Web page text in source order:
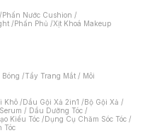
/Phấn Nước Cushion /
/Phấn Phủ /Xịt Khoá Makeup
Bóng /Tẩy Trang Mắt / Môi
Khô /Dầu Gội Xả 2in1 /Bộ Gội Xả /
Serum / Dầu Dưỡng Tóc /
Kiểu Tóc /Dụng Cụ Chăm Sóc Tóc /
Tóc